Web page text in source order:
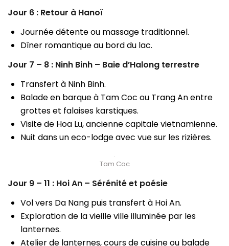
Jour 6 : Retour à Hanoï
Journée détente ou massage traditionnel.
Dîner romantique au bord du lac.
Jour 7 – 8 : Ninh Binh – Baie d’Halong terrestre
Transfert à Ninh Binh.
Balade en barque à Tam Coc ou Trang An entre
grottes et falaises karstiques.
Visite de Hoa Lu, ancienne capitale vietnamienne.
Nuit dans un eco-lodge avec vue sur les rizières.
Tam Coc
Jour 9 – 11 : Hoi An – Sérénité et poésie
Vol vers Da Nang puis transfert à Hoi An.
Exploration de la vieille ville illuminée par les
lanternes.
Atelier de lanternes, cours de cuisine ou balade